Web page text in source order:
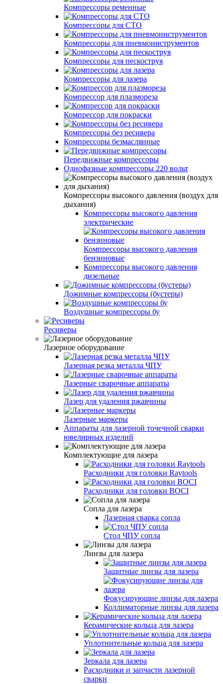
Компрессоры ременные
Компрессоры для СТО
Компрессоры для пневмоинструментов
Компрессоры для пескоструя
Компрессоры для лазера
Компрессор для плазмореза
Компрессор для покраски
Компрессоры без ресивера
Компрессоры безмаслянные
Передвижные компрессоры
Однофазные компрессоры 220 вольт
Компрессоры высокого давления (воздух для
дыхания)
Компрессоры высокого давления
электрические
Компрессоры высокого давления
бензиновые
Компрессоры высокого давления
дизельные
Дожимные компрессоры (бустеры)
Воздушные компрессоры бу
Ресиверы
Лазерное оборудование
Лазерная резка металла ЧПУ
Лазерные сварочные аппараты
Лазер для удаления ржавчины
Лазерные маркеры
Аппараты для лазерной точечной сварки
ювелирных изделий
Комплектующие для лазера
Расходники для головки Raytools
Расходники для головки BOCI
Сопла для лазера
Лазерная сварка сопла
Стол ЧПУ сопла
Линзы для лазера
Защитные линзы для лазера
Фокусирующие линзы для лазера
Коллиматорные линзы для лазера
Керамические кольца для лазера
Уплотнительные кольца для лазера
Зеркала для лазера
Расходники и запчасти лазерной
сварки